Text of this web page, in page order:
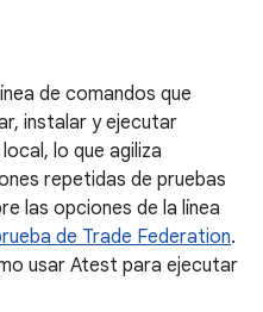
de comandos que
instalar y ejecutar
lo que agiliza
repetidas de pruebas
las opciones de la línea
de Trade Federation.
usar Atest para ejecutar